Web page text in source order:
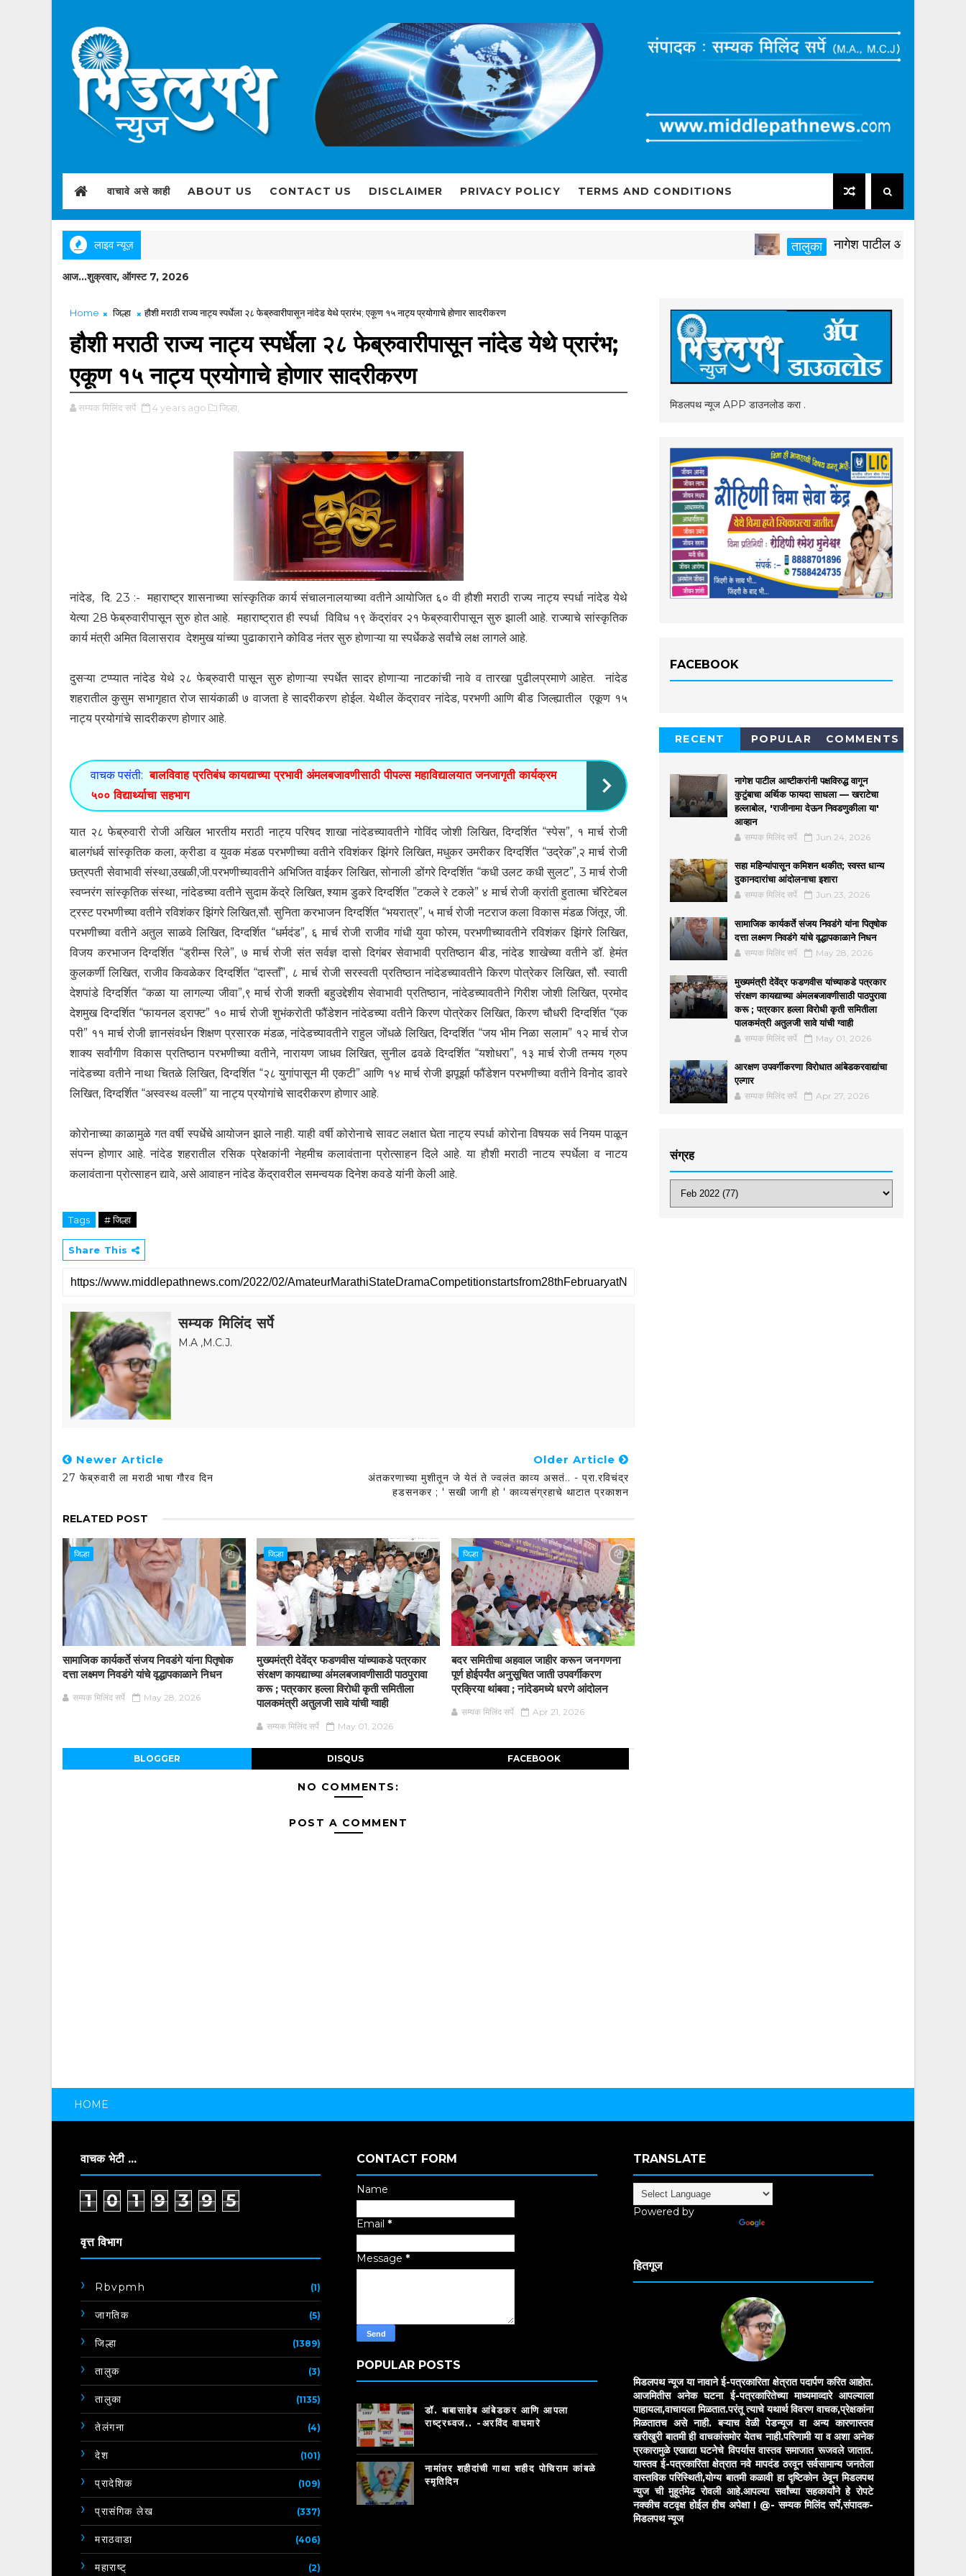
वाचावे असे काही ABOUT US CONTACT US DISCLAIMER PRIVACY POLICY TERMS AND CONDITIONS
लाइव न्यूज़ तालुका नागेश पाटील आष्टीकरांनी
आज...शुक्रवार, ऑगस्ट 7, 2026
Home जिल्हा हौशी मराठी राज्य नाट्य स्पर्धेला २८ फेब्रुवारीपासून नांदेड येथे प्रारंभ; एकूण १५ नाट्य प्रयोगाचे होणार सादरीकरण
हौशी मराठी राज्य नाट्य स्पर्धेला २८ फेब्रुवारीपासून नांदेड येथे प्रारंभ;
एकूण १५ नाट्य प्रयोगाचे होणार सादरीकरण
सम्यक मिलिंद सर्पे 4 years ago जिल्हा,
नांदेड, दि. 23 :- महाराष्ट्र शासनाच्या सांस्कृतिक कार्य संचालनालयाच्या वतीने आयोजित ६० वी हौशी मराठी राज्य नाट्य स्पर्धा नांदेड येथे
येत्या 28 फेब्रुवारीपासून सुरु होत आहे. महाराष्ट्रात ही स्पर्धा विविध १९ केंद्रांवर २१ फेब्रुवारीपासून सुरु झाली आहे. राज्याचे सांस्कृतिक
कार्य मंत्री अमित विलासराव देशमुख यांच्या पुढाकाराने कोविड नंतर सुरु होणाऱ्या या स्पर्धेकडे सर्वांचे लक्ष लागले आहे.
दुसऱ्या टप्प्यात नांदेड येथे २८ फेब्रुवारी पासून सुरु होणाऱ्या स्पर्धेत सादर होणाऱ्या नाटकांची नावे व तारखा पुढीलप्रमाणे आहेत. नांदेड
शहरातील कुसुम सभागृहात रोज सायंकाळी ७ वाजता हे सादरीकरण होईल. येथील केंद्रावर नांदेड, परभणी आणि बीड जिल्ह्यातील एकूण १५
नाट्य प्रयोगांचे सादरीकरण होणार आहे.
वाचक पसंती: बालविवाह प्रतिबंध कायद्याच्या प्रभावी अंमलबजावणीसाठी पीपल्स महाविद्यालयात जनजागृती कार्यक्रम
५०० विद्यार्थ्याचा सहभाग
यात २८ फेब्रुवारी रोजी अखिल भारतीय मराठी नाट्य परिषद शाखा नांदेडच्यावतीने गोविंद जोशी लिखित, दिग्दर्शित “स्पेस”, १ मार्च रोजी
बालगंधर्व सांस्कृतिक कला, क्रीडा व युवक मंडळ परभणीच्या वतीने रविशंकर झिंगरे लिखित, मधुकर उमरीकर दिग्दर्शित “उद्रेक”,२ मार्च रोजी
छत्रपती सेवाभावी संस्था,उखळी,जी.परभणीच्यावतीने अभिजित वाईकर लिखित, सोनाली डोंगरे दिग्दर्शित “कधी उलट कधी सुलट”, 3 मार्च रोजी
स्वप्नरंग सांस्कृतिक संस्था, नांदेडच्या वतीने सुदाम केंद्रे लिखित, श्याम डुकरे दिग्दर्शित ”टकले रे टकले” ४ मार्च रोजी क्रांती हुतात्मा चॅरिटेबल
ट्रस्ट परभणीच्या वतीने रविशंकर झिंगरे लिखित,सौ. सुनिता करभाजन दिग्दर्शित “भयरात्र”, ५ मार्च रोजी नटराज कला विकास मंडळ जिंतूर, जी.
परभणीच्या वतीने अतुल साळवे लिखित, दिग्दर्शित “धर्मदंड”, ६ मार्च रोजी राजीव गांधी युवा फोरम, परभणीच्यावतीने रविशंकर झिंगरे लिखित,
विजय करभाजन दिग्दर्शित “ड्रीम्स रिले”, ७ मार्च रोजी संत सर्वज्ञ दासो दिगंबर सेवाभावी प्रतिष्ठान बीड, नांदेड शाखेच्या वतीने डॉ. हेमंत
कुलकर्णी लिखित, राजीव किवळेकर दिग्दर्शित “दास्ताँ”, ८ मार्च रोजी सरस्वती प्रतिष्ठान नांदेडच्यावतीने किरण पोत्रेकर लिखित, सौ. स्वाती
देशपांडे दिग्दर्शित “कळा या लागल्या जीवा”,९ मार्च रोजी शक्ती बहुउद्देशीय सेवाभावी प्रतिष्ठान, नांदेडच्यावतीने गिरीश जोशी लिखित, प्रमोद
देशमुख दिग्दर्शित “फायनल ड्राफ्ट” १० मार्च रोजी शुभंकरोती फौंडेशन नांदेडच्या वतीने किरण पोत्रेकर लिखित, किरण चौधरी दिग्दर्शित “एक
परी” ११ मार्च रोजी ज्ञानसंवर्धन शिक्षण प्रसारक मंडळ, नांदेडच्यावतीने राहुल जोंधळे लिखित, दिग्दर्शित “जय भीम निळा सलाम” १२ मार्च रोज
शाक्य सर्वांगीण विकास प्रतिष्ठान परभणीच्या वतीने, नारायण जाधव लिखित, सुनील ढवळे दिग्दर्शित “यशोधरा”, १३ मार्च रोजी तन्मय ग्रुप
नांदेडच्या वतीने नाथा चितळे लिखित, दिग्दर्शित “२८ युगांपासून मी एकटी” आणि १४ मार्च रोजी झपूर्झा फौंडेशन परभणीच्या वतीने विनोद डावरे
लिखित, दिग्दर्शित “अस्वस्थ वल्ली” या नाट्य प्रयोगांचे सादरीकरण होणार आहे.
कोरोनाच्या काळामुळे गत वर्षी स्पर्धेचे आयोजन झाले नाही. याही वर्षी कोरोनाचे सावट लक्षात घेता नाट्य स्पर्धा कोरोना विषयक सर्व नियम पाळून
संपन्न होणार आहे. नांदेड शहरातील रसिक प्रेक्षकांनी नेहमीच कलावंताना प्रोत्साहन दिले आहे. या हौशी मराठी नाटय स्पर्धेला व नाटय
कलावंताना प्रोत्साहन द्यावे, असे आवाहन नांदेड केंद्रावरील समन्वयक दिनेश कवडे यांनी केली आहे.
Tags # जिल्हा
Share This
सम्यक मिलिंद सर्पे
M.A ,M.C.J.
Newer Article
27 फेब्रुवारी ला मराठी भाषा गौरव दिन
Older Article
अंतकरणाच्या मुशीतून जे येतं ते ज्वलंत काव्य असतं.. - प्रा.रविचंद्र
हडसनकर ; ' सखी जागी हो ' काव्यसंग्रहाचे थाटात प्रकाशन
RELATED POST
जिल्हा
सामाजिक कार्यकर्ते संजय निवडंगे यांना पितृषोक
दत्ता लक्ष्मण निवडंगे यांचे वृद्धापकाळाने निधन
सम्यक मिलिंद सर्पे May 28, 2026
जिल्हा
मुख्यमंत्री देवेंद्र फडणवीस यांच्याकडे पत्रकार
संरक्षण कायद्याच्या अंमलबजावणीसाठी पाठपुरावा
करू ; पत्रकार हल्ला विरोधी कृती समितीला
पालकमंत्री अतुलजी सावे यांची ग्वाही
सम्यक मिलिंद सर्पे May 01, 2026
जिल्हा
बदर समितीचा अहवाल जाहीर करून जनगणना
पूर्ण होईपर्यंत अनुसूचित जाती उपवर्गीकरण
प्रक्रिया थांबवा ; नांदेडमध्ये धरणे आंदोलन
सम्यक मिलिंद सर्पे Apr 21, 2026
BLOGGER DISQUS FACEBOOK
NO COMMENTS:
POST A COMMENT
मिडलपथ न्यूज APP डाउनलोड करा .
FACEBOOK
RECENT POPULAR COMMENTS
नागेश पाटील आष्टीकरांनी पक्षविरुद्ध वागून
कुटुंबाचा अर्थिक फायदा साधला — खराटेचा
हल्लाबोल, 'राजीनामा देऊन निवडणुकीला या'
आव्हान
सम्यक मिलिंद सर्पे Jun 24, 2026
सहा महिन्यांपासून कमिशन थकीत; स्वस्त धान्य
दुकानदारांचा आंदोलनाचा इशारा
सम्यक मिलिंद सर्पे Jun 23, 2026
सामाजिक कार्यकर्ते संजय निवडंगे यांना पितृषोक
दत्ता लक्ष्मण निवडंगे यांचे वृद्धापकाळाने निधन
सम्यक मिलिंद सर्पे May 28, 2026
मुख्यमंत्री देवेंद्र फडणवीस यांच्याकडे पत्रकार
संरक्षण कायद्याच्या अंमलबजावणीसाठी पाठपुरावा
करू ; पत्रकार हल्ला विरोधी कृती समितीला
पालकमंत्री अतुलजी सावे यांची ग्वाही
सम्यक मिलिंद सर्पे May 01, 2026
आरक्षण उपवर्गीकरणा विरोधात आंबेडकरवाद्यांचा
एल्गार
सम्यक मिलिंद सर्पे Apr 27, 2026
संग्रह
HOME
वाचक भेटी ...
1 0 1 9 3 9 5
वृत्त विभाग
Rbvpmh (1)
जागतिक (5)
जिल्हा (1389)
तालुक (3)
तालुका (1135)
तेलंगना (4)
देश (101)
प्रादेशिक (109)
प्रासंगिक लेख (337)
मराठवाडा (406)
महाराष्ट् (2)
CONTACT FORM
Name
Email *
Message *
POPULAR POSTS
डॉ. बाबासाहेब आंबेडकर आणि आपला
राष्ट्रध्वज.. -अरविंद वाघमारे
नामांतर शहीदांची गाथा शहीद पोचिराम कांबळे
स्मृतिदिन
TRANSLATE
Powered by
हितगूज
मिडलपथ न्यूज या नावाने ई-पत्रकारिता क्षेत्रात पदार्पण करित आहोत.
आजमितीस अनेक घटना ई-पत्रकारितेच्या माध्यमाव्दारे आपल्याला
पाहायला,वाचायला मिळतात.परंतू त्याचे यथार्थ विवरण वाचक,प्रेक्षकांना
मिळतातच असे नाही. बऱ्याच वेळी पेडन्यूज वा अन्य कारणास्तव
खरीखुरी बातमी ही वाचकांसमोर येतच नाही.परिणामी या व अशा अनेक
प्रकारामुळे एखाद्या घटनेचे विपर्यास वास्तव समाजात रूजवले जातात.
यास्तव ई-पत्रकारिता क्षेत्रात नवे मापदंड ठरवून सर्वसामान्य जनतेला
वास्तविक परिस्थिती,योग्य बातमी कळावी हा दृष्टिकोन ठेवून मिडलपथ
न्युज ची मुहूर्तमेढ रोवली आहे.आपल्या सर्वांच्या सहकार्यांने हे रोपटे
नक्कीच वटवृक्ष होईल हीच अपेक्षा ! @- सम्यक मिलिंद सर्पे,संपादक-
मिडलपथ न्यूज